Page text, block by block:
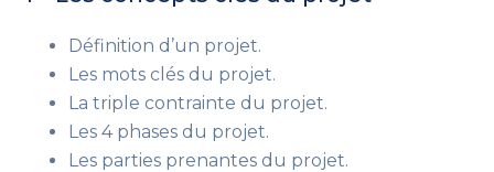
Définition d’un projet.
Les mots clés du projet.
La triple contrainte du projet.
Les 4 phases du projet.
Les parties prenantes du projet.